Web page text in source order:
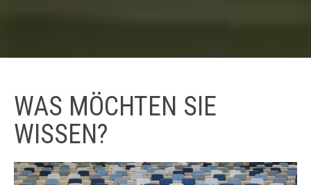
WAS MÖCHTEN SIE
WISSEN?